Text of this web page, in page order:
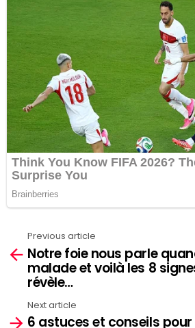
See
more
Previous article
Notre foie nous parle
malade et voilà les 8
révèle…
Next article
6 astuces et conseils pour